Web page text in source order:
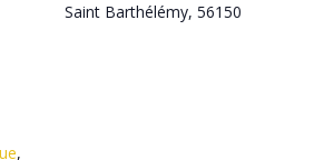
,
Saint Barthélémy, 56150